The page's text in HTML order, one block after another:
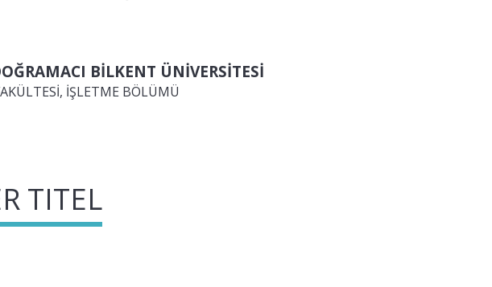
BİLKENT ÜNİVERSİTESİ
İŞLETME BÖLÜMÜ
TITEL